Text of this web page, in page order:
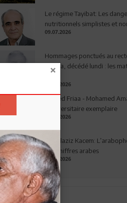
Le régime Tayibat: Les
nutritionnels simplistes et
09.07.2026
Hommages ponctués au
Amara, décédé lundi : les
03.08.2026
Ahmed Friaa - Mohamed
l’Universitaire exemplaire
04.08.2026
Abdelaziz Kacem:
aux chiffres arabes
09.07.2026